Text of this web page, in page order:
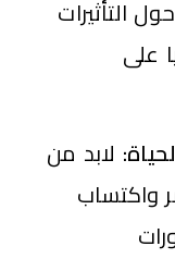
التأثيرات
على
لابد من
واكتساب